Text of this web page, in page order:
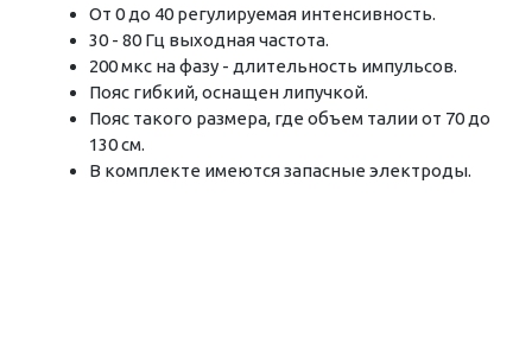
От 0 до 40 регулируемая интенсивность.
30 - 80 Гц выходная частота.
200 мкс на фазу - длительность импульсов.
Пояс гибкий, оснащен липучкой.
Пояс такого размера, где объем талии от 70 до
130 см.
В комплекте имеются запасные электроды.